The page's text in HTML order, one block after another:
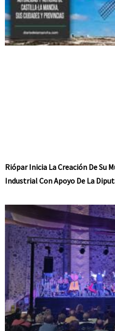
Riópar Inicia La Creación De Su
Industrial Con Apoyo De La